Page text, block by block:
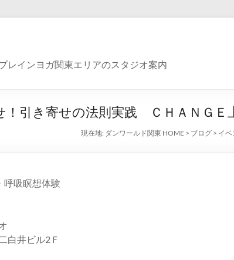
レインヨガ関東エリアのスタジオ案内
引き寄せの法則実践 ＣＨＡＮＧＥ
現在地: ダンワールド関東 HOME > ブログ > イベ
吸瞑想体験
白井ビル2Ｆ